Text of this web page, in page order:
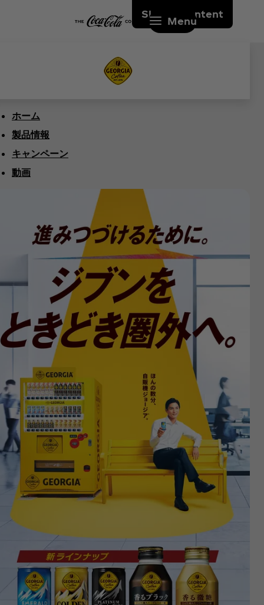
Skip to content
Menu
ホーム
製品情報
キャンペーン
動画